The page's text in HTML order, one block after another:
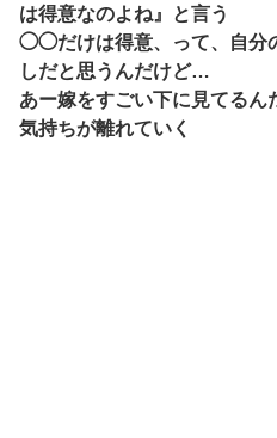
は得意なのよね』と言う
◯◯だけは得意、って、自分
しだと思うんだけど…
あー嫁をすごい下に見てる
気持ちが離れていく